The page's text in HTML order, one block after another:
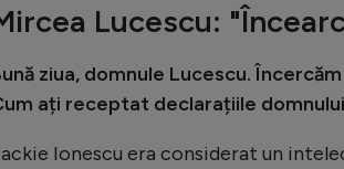
Lucescu:
ziua, domnule Lucescu.
ați receptat declarațiile
Ionescu era considerat un